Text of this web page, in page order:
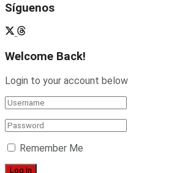
Síguenos
Welcome Back!
Login to your account below
Remember Me